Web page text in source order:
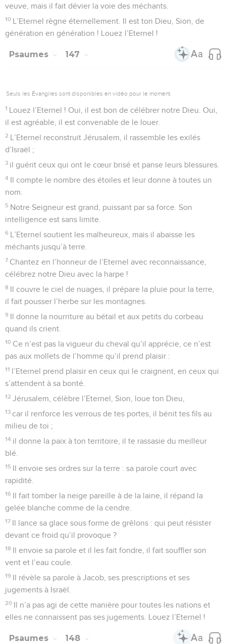
veuve, mais il fait dévier la voie des méchants.
10 L’Eternel règne éternellement. Il est ton Dieu, Sion, de
génération en génération ! Louez l’Eternel !
Psaumes 147
Seuls les Évangiles sont disponibles en vidéo pour le moment.
1 Louez l’Eternel ! Oui, il est bon de célébrer notre Dieu. Oui,
il est agréable, il est convenable de le louer.
2 L’Eternel reconstruit Jérusalem, il rassemble les exilés
d’Israël ;
3 il guérit ceux qui ont le cœur brisé et panse leurs blessures.
4 Il compte le nombre des étoiles et leur donne à toutes un
nom.
5 Notre Seigneur est grand, puissant par sa force. Son
intelligence est sans limite.
6 L’Eternel soutient les malheureux, mais il abaisse les
méchants jusqu’à terre.
7 Chantez en l’honneur de l’Eternel avec reconnaissance,
célébrez notre Dieu avec la harpe !
8 Il couvre le ciel de nuages, il prépare la pluie pour la terre,
il fait pousser l’herbe sur les montagnes.
9 Il donne la nourriture au bétail et aux petits du corbeau
quand ils crient.
10 Ce n’est pas la vigueur du cheval qu’il apprécie, ce n’est
pas aux mollets de l’homme qu’il prend plaisir :
11 l’Eternel prend plaisir en ceux qui le craignent, en ceux qui
s’attendent à sa bonté.
12 Jérusalem, célèbre l’Eternel, Sion, loue ton Dieu,
13 car il renforce les verrous de tes portes, il bénit tes fils au
milieu de toi ;
14 il donne la paix à ton territoire, il te rassasie du meilleur
blé.
15 Il envoie ses ordres sur la terre : sa parole court avec
rapidité.
16 Il fait tomber la neige pareille à de la laine, il répand la
gelée blanche comme de la cendre.
17 Il lance sa glace sous forme de grêlons : qui peut résister
devant ce froid qu’il provoque ?
18 Il envoie sa parole et il les fait fondre, il fait souffler son
vent et l’eau coule.
19 Il révèle sa parole à Jacob, ses prescriptions et ses
jugements à Israël.
20 Il n’a pas agi de cette manière pour toutes les nations et
elles ne connaissent pas ses jugements. Louez l’Eternel !
Psaumes 148